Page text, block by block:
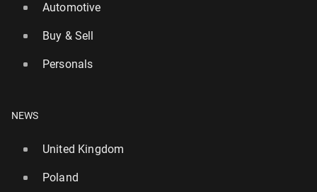
Automotive
Buy & Sell
Personals
NEWS
United Kingdom
Poland